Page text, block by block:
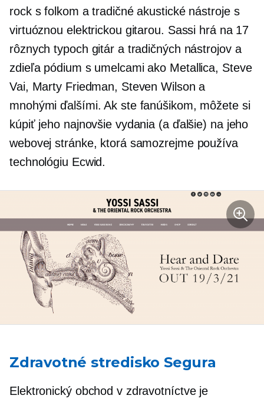
rock s folkom a tradičné akustické nástroje s
virtuóznou elektrickou gitarou. Sassi hrá na 17
rôznych typoch gitár a tradičných nástrojov a
zdieľa pódium s umelcami ako Metallica, Steve
Vai, Marty Friedman, Steven Wilson a
mnohými ďalšími. Ak ste fanúšikom, môžete si
kúpiť jeho najnovšie vydania (a ďalšie) na jeho
webovej stránke, ktorá samozrejme používa
technológiu Ecwid.
Zdravotné stredisko Segura
Elektronický obchod v zdravotníctve je